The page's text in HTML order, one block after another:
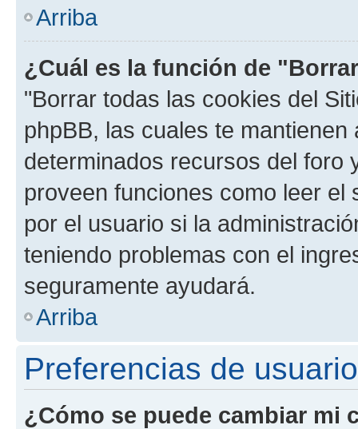
Arriba
¿Cuál es la función de
"Borrar todas las cookies del
phpBB, las cuales te
determinados recursos del foro
proveen funciones como leer el
por el usuario si la
teniendo problemas con el
seguramente ayudará.
Arriba
Preferencias de
¿Cómo se puede cambiar mi